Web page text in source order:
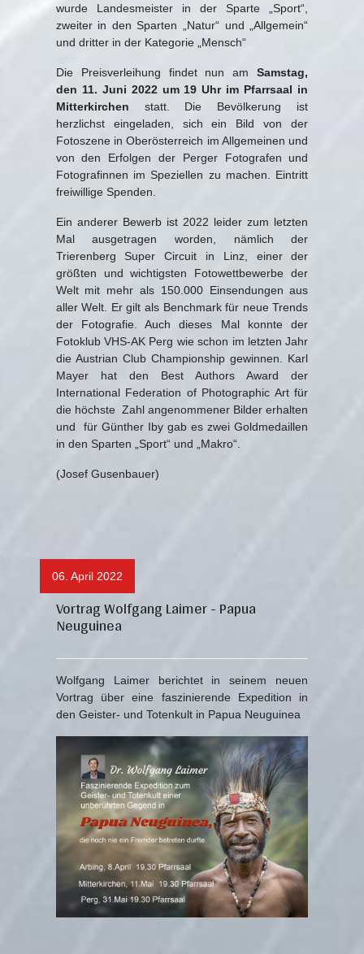
wurde Landesmeister in der Sparte „Sport“,
zweiter in den Sparten „Natur“ und „Allgemein“
und dritter in der Kategorie „Mensch“
Die Preisverleihung findet nun amSamstag,
den 11. Juni 2022 um 19 Uhr im Pfarrsaal in
Mitterkirchen statt. Die Bevölkerung ist
herzlichst eingeladen, sich ein Bild von der
Fotoszene in Oberösterreich im Allgemeinen und
von den Erfolgen der Perger Fotografen und
Fotografinnen im Speziellen zu machen. Eintritt
freiwillige Spenden.
Ein anderer Bewerb ist 2022 leider zum letzten
Mal ausgetragen worden, nämlich der
Trierenberg Super Circuit in Linz, einer der
größten und wichtigsten Fotowettbewerbe der
Welt mit mehr als 150.000 Einsendungen aus
aller Welt. Er gilt als Benchmark für neue Trends
der Fotografie. Auch dieses Mal konnte der
Fotoklub VHS-AK Perg wie schon im letzten Jahr
die Austrian Club Championship gewinnen. Karl
Mayer hat den Best Authors Award der
International Federation of Photographic Art für
die höchste Zahl angenommener Bilder erhalten
und für Günther Iby gab es zwei Goldmedaillen
in den Sparten „Sport“ und „Makro“.
(Josef Gusenbauer)
Vortrag Wolfgang Laimer - Papua
Neuguinea
06. April 2022
Wolfgang Laimer berichtet in seinem neuen
Vortrag über eine faszinierende Expedition in
den Geister- und Totenkult in Papua Neuguinea